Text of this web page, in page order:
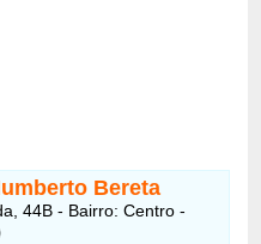
Bereta
44B - Bairro: Centro -